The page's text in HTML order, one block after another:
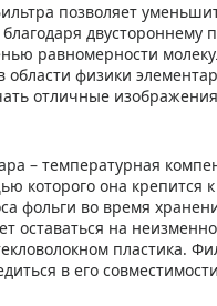
позволяет
равномерности
физики
отличные
– температурная
которого она
фольги во время
оставаться на
пластика.
в его